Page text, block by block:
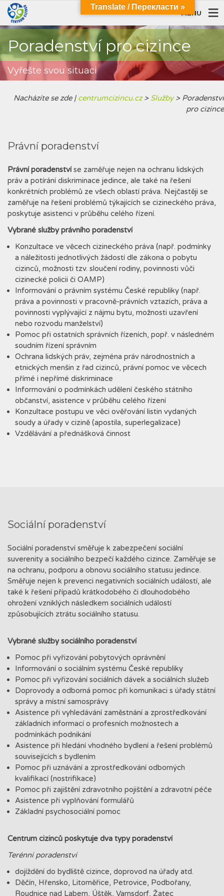
MENU
Poradenství pro cizince
Vyřešte svou situaci
Nacházíte se zde | centrumcizincu.cz> Služby> Poradenství
pro cizince
Právní poradenství
Právní poradenstvíse zaměřuje nejen na ochranu lidských
práv a potírání diskriminace jedince, ale také na řešení
konkrétních problémů ze všech oblastí práva. Nejčastěji se
zaměřuje na řešení problémů týkajících se cizineckého práva,
poskytuje asistenci v průběhu celého řízení.
Vybrané služby právního poradenství
Konzultace ve věcech cizineckého práva (např. podmínky
a náležitosti jednotlivých žádostí dle zákona o pobytu
cizinců, možnosti tzv. sloučení rodiny, povinnosti vůči
cizinecké policii či OAMP)
Informování o právním systému České republiky (např.
práva a povinnosti v pracovně-právních vztazích, práva a
povinnosti vyplývající z nájmu bytu, možnosti uzavření
nebo rozvodu manželství)
Pomoc při ostatních správních řízeních, popř. v následném
soudním řízení správním
Ochrana lidských práv, zejména práv národnostních a
etnických menšin z řad cizinců, právní pomoc ve věcech
přímé i nepřímé diskriminace
Informování o podmínkách udělení českého státního
občanství, asistence v průběhu celého řízení
Konzultace postupu ve věci ověřování listin vydaných
soudy a úřady v cizině (apostila, superlegalizace)
Vzdělávání a přednášková činnost
Sociální poradenství
Sociální poradenství směřuje k zabezpečení sociální
suverenity a sociálního bezpečí každého cizince. Zaměřuje se
na ochranu, podporu a obnovu sociálního statusu jedince.
Směřuje nejen k prevenci negativních sociálních událostí, ale
také k řešení případů krátkodobého či dlouhodobého
ohrožení vzniklých následkem sociálních událostí
způsobujících ztrátu sociálního statusu.
Vybrané služby sociálního poradenství
Pomoc při vyřizování pobytových oprávnění
Informování o sociálním systému České republiky
Pomoc při vyřizování sociálních dávek a sociálních služeb
Doprovody a odborná pomoc při komunikaci s úřady státní
správy a místní samosprávy
Asistence při vyhledávání zaměstnání a zprostředkování
základních informací o profesních možnostech a
podmínkách podnikání
Asistence při hledání vhodného bydlení a řešení problémů
souvisejících s bydlením
Pomoc při uznávání a zprostředkování odborných
kvalifikací (nostrifikace)
Pomoc při zajištění zdravotního pojištění a zdravotní péče
Asistence při vyplňování formulářů
Základní psychosociální pomoc
Centrum cizinců poskytuje dva typy poradenství
Terénní poradenství
dojíždění do bydliště cizince, doprovod na úřady atd.
Děčín, Hřensko, Litoměřice, Petrovice, Podbořany,
Roudnice nad Labem, Úštěk, Varnsdorf, Žatec
Translate / Перекласти »